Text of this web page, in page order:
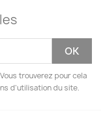
trouverez pour cela
d'utilisation du site.